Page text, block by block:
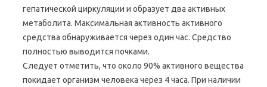
гепатической циркуляции и образует два активных
метаболита. Максимальная активность активного
средства обнаруживается через один час. Средство
полностью выводится почками.
Следует отметить, что около 90% активного вещества
покидает организм человека через 4 часа. При наличии